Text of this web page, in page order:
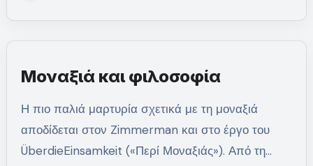
Μοναξιά και φιλοσοφία
Η πιο παλιά μαρτυρία σχετικά με τη μοναξιά
αποδίδεται στον Zimmerman και στο έργο του
ÜberdieEinsamkeit («Περί Μοναξιάς»). Από τη…